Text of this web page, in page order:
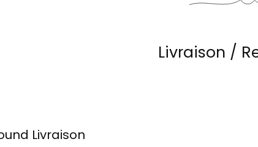
Livraison /
Livraison